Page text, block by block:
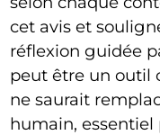
cet avis et
réflexion guidée
peut être un outil
ne saurait
humain, essentiel